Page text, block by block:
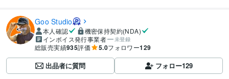
Goo Studio
本人確認
機密保持契約(NDA)
インボイス発行事業者
未登録
総販売実績935評価 5.0フォロワー129
出品者に質問 フォロー129